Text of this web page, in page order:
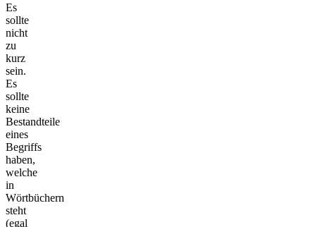
Es
sollte
nicht
zu
kurz
sein.
Es
sollte
keine
Bestandteile
eines
Begriffs
haben,
welche
in
Wörtbüchern
steht
(egal